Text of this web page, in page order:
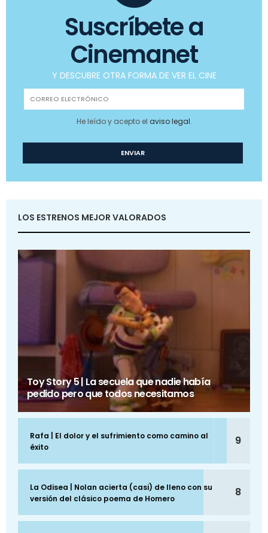
Suscríbete a
Cinemanet
Y DESCUBRE OTRA FORMA DE VER EL CINE
He leído y acepto el aviso legal.
LOS ESTRENOS MEJOR VALORADOS
Toy Story 5 | La secuela que nadie había
pedido pero que todos necesitamos
Rafa | El dolor y el sufrimiento como camino al
éxito
9
La Odisea | Nolan acierta (casi) de lleno con su
versión del clásico poema de Homero
8